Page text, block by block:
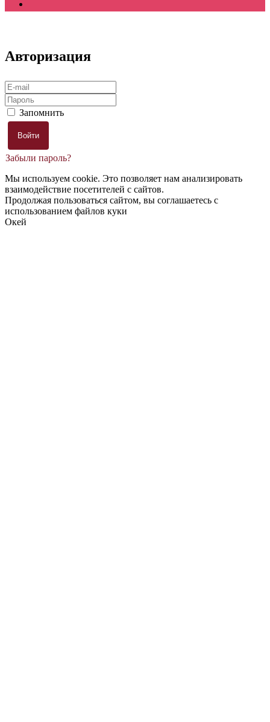
Авторизация
Запомнить
Забыли пароль?
Мы используем cookie. Это позволяет нам анализировать
взаимодействие посетителей с сайтов.
Продолжая пользоваться сайтом, вы соглашаетесь с
использованием файлов куки
Окей